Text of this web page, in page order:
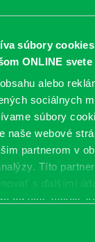
súbory
ONLINE svete
alebo
sociálnych
súbory
naše webové
partnerom v
Títo
s ďalšími
od vás získali,
súzvuky Ferka
na stiahnutie:
prihláška.pdf
na všetkých
i zašleme
súťaže je v sobotu
v